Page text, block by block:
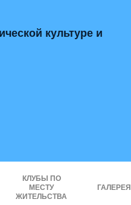
культуре и
КЛУБЫ ПО
МЕСТУ
ЖИТЕЛЬСТВА
ГАЛЕРЕЯ